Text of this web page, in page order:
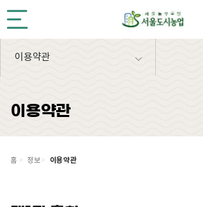
본문영역 바로가기
메인메뉴 바로가기
하단링크 바로가기
이용약관
이용약관
홈 > 정보 > 이용약관